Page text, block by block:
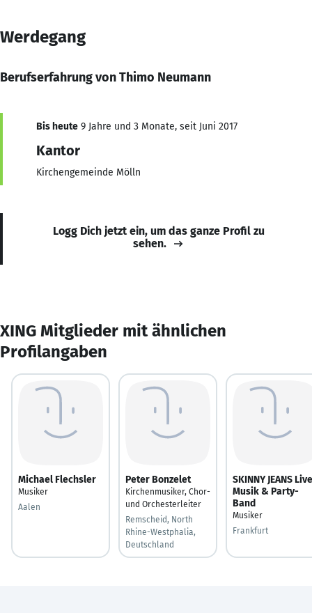
Werdegang
Berufserfahrung von Thimo Neumann
Bis heute 9 Jahre und 3 Monate, seit Juni 2017
Kantor
Kirchengemeinde Mölln
Logg Dich jetzt ein, um das ganze Profil zu
sehen.
XING Mitglieder mit ähnlichen
Profilangaben
Michael Flechsler
Musiker
Aalen
Peter Bonzelet
Kirchenmusiker, Chor-
und Orchesterleiter
Remscheid, North
Rhine-Westphalia,
Deutschland
SKINNY JEANS
Musik & Party-
Band
Musiker
Frankfurt